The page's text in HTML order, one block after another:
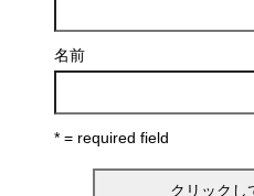
名前
* = required field